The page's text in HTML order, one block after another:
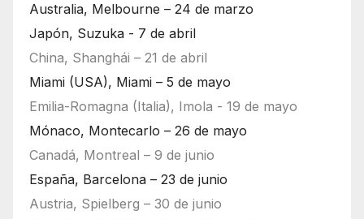
Australia, Melbourne – 24 de marzo
Japón, Suzuka - 7 de abril
China, Shanghái – 21 de abril
Miami (USA), Miami – 5 de mayo
Emilia-Romagna (Italia), Imola - 19 de mayo
Mónaco, Montecarlo – 26 de mayo
Canadá, Montreal – 9 de junio
España, Barcelona – 23 de junio
Austria, Spielberg – 30 de junio